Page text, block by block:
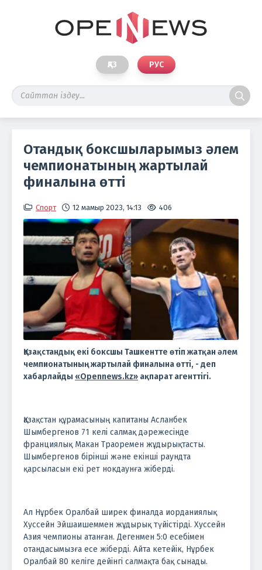
ҚАЗ РУС
Отандық боксшыларымыз әлем
чемпионатының жартылай
финалына өтті
Спорт 12 мамыр 2023, 14:13 406
Қазақстандық екі боксшы Ташкентте өтіп жатқан әлем
чемпионатының жартылай финалына өтті, - деп
хабарлайды «Opennews.kz» ақпарат агенттігі.
Қазақстан құрамасының капитаны Асланбек
Шымбергенов 71 келі салмақ дәрежесінде
франциялық Макан Траоремен жұдырықтасты.
Шымбергенов бірінші және екінші раундта
қарсыласын екі рет нокдаунға жіберді.
Ал Нұрбек Оралбай ширек финалда иорданиялық
Хуссейн Эйшаишеммен жұдырық түйістірді. Хуссейн
Азия чемпионы атанған. Дегенмен 5:0 есебімен
отандасымызға есе жіберді. Айта кетейік, Нұрбек
Оралбай 80 келіге дейінгі салмақта бақ сынады.